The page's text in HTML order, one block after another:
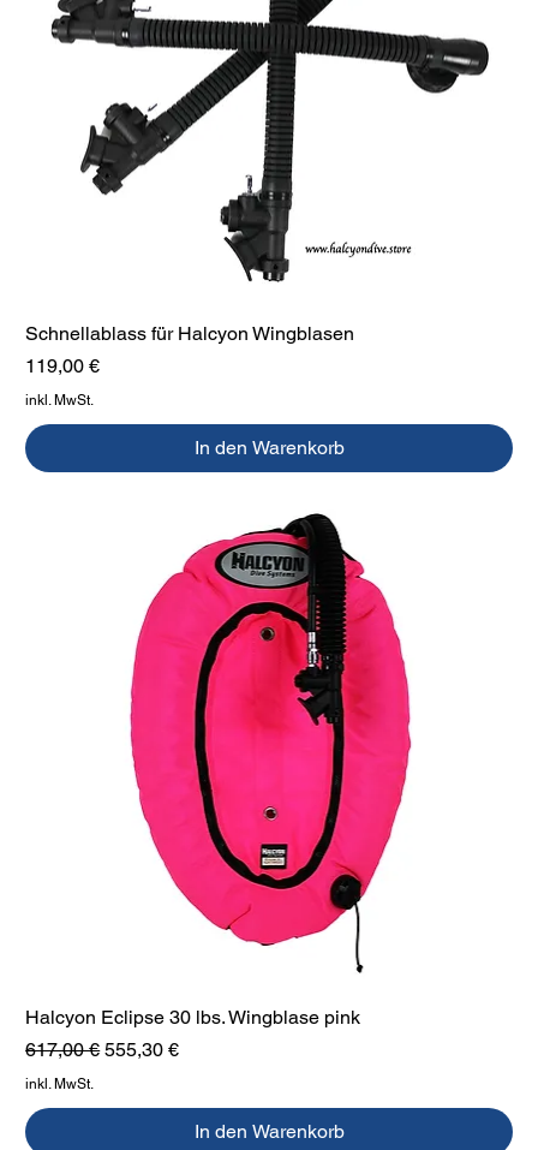
Schnellablass für Halcyon Wingblasen
Preis
119,00 €
inkl. MwSt.
In den Warenkorb
Halcyon Eclipse 30 lbs. Wingblase pink
Standardpreis
617,00 €Sale-Preis
555,30 €
inkl. MwSt.
In den Warenkorb